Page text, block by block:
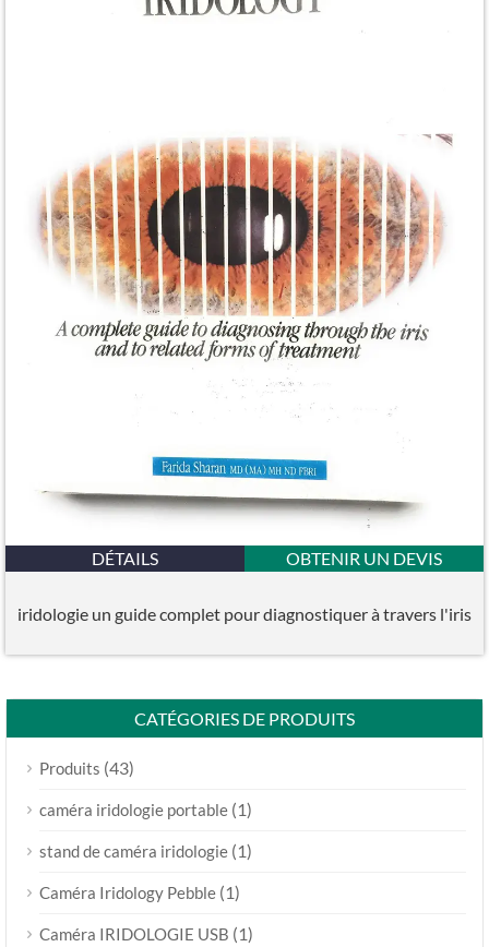
DÉTAILS OBTENIR UN DEVIS
iridologie un guide complet pour diagnostiquer à travers l'iris
CATÉGORIES DE PRODUITS
Produits (43)
caméra iridologie portable (1)
stand de caméra iridologie (1)
Caméra Iridology Pebble (1)
Caméra IRIDOLOGIE USB (1)